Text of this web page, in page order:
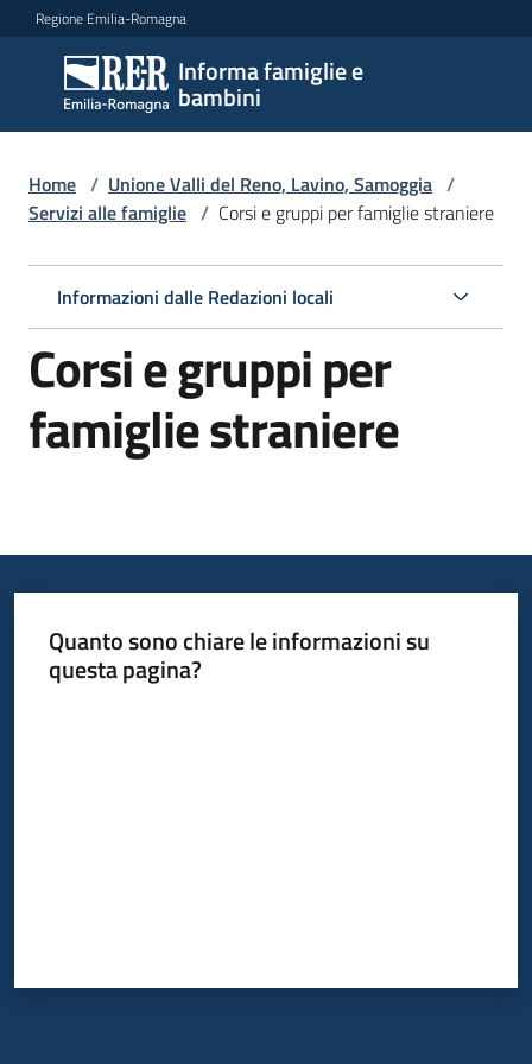
Vai al contenuto
Vai alla navigazione
Vai al footer
Regione Emilia-Romagna
Informa famiglie e
bambini
Informa
famiglie
e
bambini
Argomenti
Servizi
Menu selezionato
Centri
locali
Home / Unione Valli del Reno, Lavino, Samoggia /
Servizi alle famiglie / Corsi e gruppi per famiglie straniere
Informazioni dalle Redazioni locali
Corsi e gruppi per
famiglie straniere
Quanto sono chiare le informazioni su
questa pagina?